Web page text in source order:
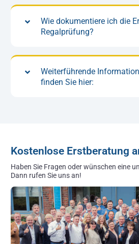
Wie dokumentiere ich die
Regalprüfung?
Weiterführende
finden Sie hier:
Kostenlose Erstberatung
Haben Sie Fragen oder wünschen eine
Dann rufen Sie uns an!